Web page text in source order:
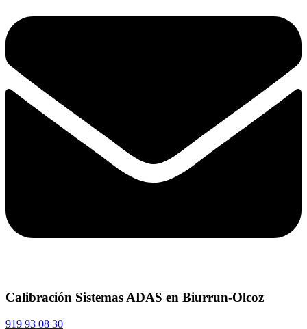
Calibración Sistemas ADAS en Biurrun-Olcoz
919 93 08 30